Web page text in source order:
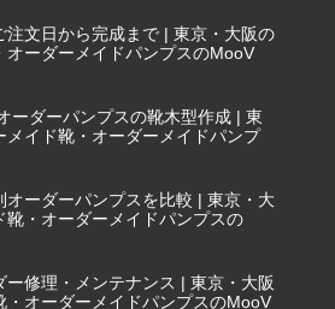
注文日から完成まで | 東京・大阪の
オーダーメイドパンプスのMooV
ーダーパンプスの靴木型作成 | 東
メイド靴・オーダーメイドパンプ
オーダーパンプスを比較 | 東京・大
靴・オーダーメイドパンプスの
ー修理・メンテナンス | 東京・大阪
・オーダーメイドパンプスのMooV